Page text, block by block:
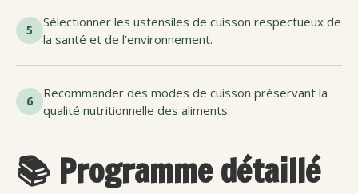
5
Sélectionner les ustensiles de cuisson respectueux de
la santé et de l’environnement.
6
Recommander des modes de cuisson préservant la
qualité nutritionnelle des aliments.
📚 Programme détaillé